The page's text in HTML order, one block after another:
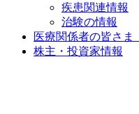
疾患関連情報
治験の情報
医療関係者の皆さま
株主・投資家情報